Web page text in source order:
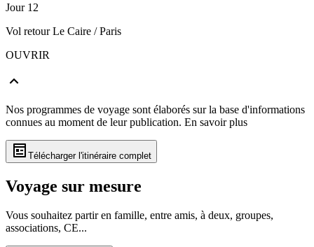
Jour 12
Vol retour Le Caire / Paris
OUVRIR
Nos programmes de voyage sont élaborés sur la base d'informations
connues au moment de leur publication. En savoir plus
Télécharger l'itinéraire complet
Voyage sur mesure
Vous souhaitez partir en famille, entre amis, à deux, groupes,
associations, CE...